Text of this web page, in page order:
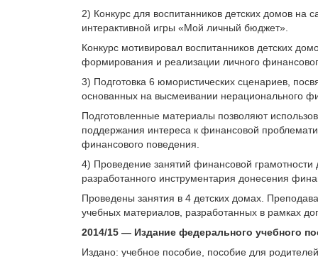
2) Конкурс для воспитанников детских домов
интерактивной игры «Мой личный бюджет».
Конкурс мотивировал воспитанников детских
формирования и реализации личного
3) Подготовка 6 юмористических сценариев,
основанных на высмеивании нерационального
Подготовленные материалы позволяют
поддержания интереса к финансовой
финансового поведения.
4) Проведение занятий финансовой грамотности
разработанного инструментария донесения
Проведены занятия в 4 детских домах.
учебных материалов, разработанных в рамках
2014/15 — Издание федерального учебного
Издано: учебное пособие, пособие для